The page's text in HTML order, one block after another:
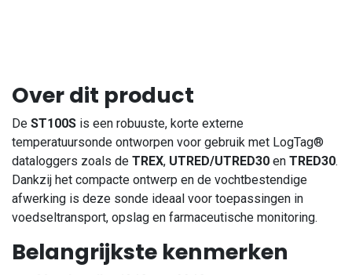
Over dit product
De ST100S is een robuuste, korte externe
temperatuursonde ontworpen voor gebruik met LogTag®
dataloggers zoals de TREX, UTRED/UTRED30 en TRED30.
Dankzij het compacte ontwerp en de vochtbestendige
afwerking is deze sonde ideaal voor toepassingen in
voedseltransport, opslag en farmaceutische monitoring.
Belangrijkste kenmerken